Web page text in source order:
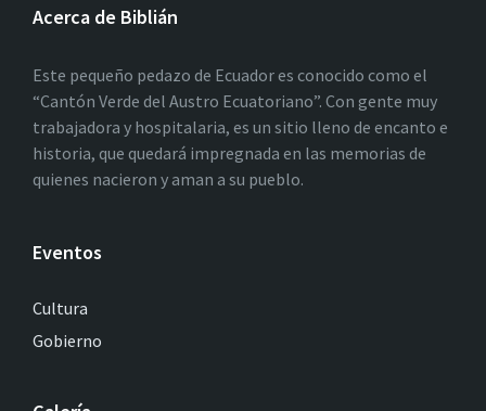
Acerca de Biblián
Este pequeño pedazo de Ecuador es conocido como el
“Cantón Verde del Austro Ecuatoriano”. Con gente muy
trabajadora y hospitalaria, es un sitio lleno de encanto e
historia, que quedará impregnada en las memorias de
quienes nacieron y aman a su pueblo.
Eventos
Cultura
Gobierno